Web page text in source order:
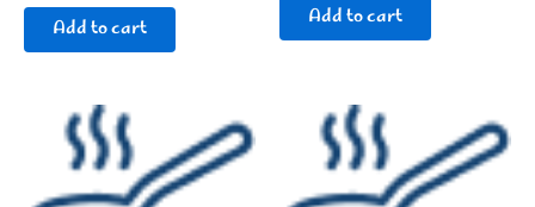
Add to cart Add to cart